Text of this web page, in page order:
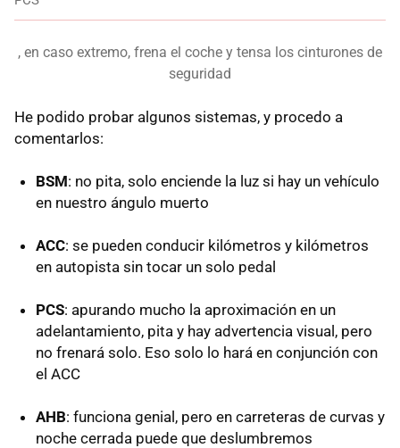
, en caso extremo, frena el coche y tensa los cinturones de
seguridad
He podido probar algunos sistemas, y procedo a
comentarlos:
BSM: no pita, solo enciende la luz si hay un vehículo
en nuestro ángulo muerto
ACC: se pueden conducir kilómetros y kilómetros
en autopista sin tocar un solo pedal
PCS: apurando mucho la aproximación en un
adelantamiento, pita y hay advertencia visual, pero
no frenará solo. Eso solo lo hará en conjunción con
el ACC
AHB: funciona genial, pero en carreteras de curvas y
noche cerrada puede que deslumbremos